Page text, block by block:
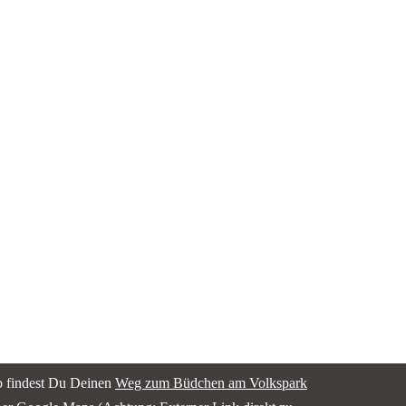
findest Du Deinen Weg zum Büdchen am Volkspark